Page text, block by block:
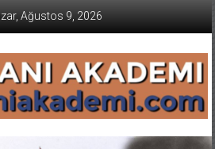
Ağustos 9, 2026